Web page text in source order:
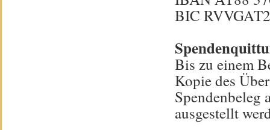
BIC
Bis zu einem
Kopie des
Spendenbeleg
ausgestellt